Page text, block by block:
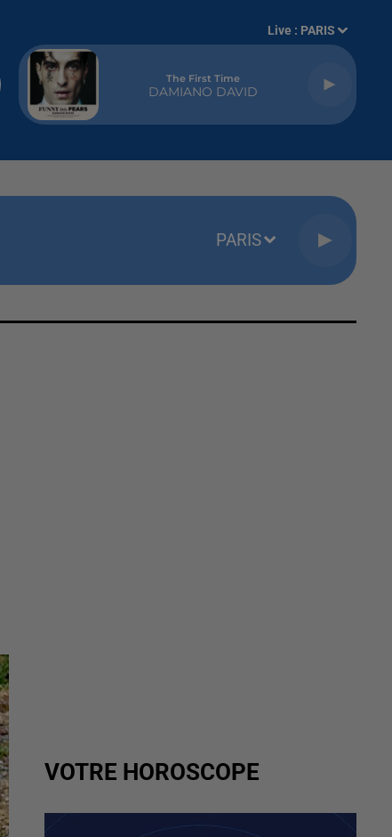
Live : PARIS
The First Time
DAMIANO DAVID
PARIS
VOTRE HOROSCOPE